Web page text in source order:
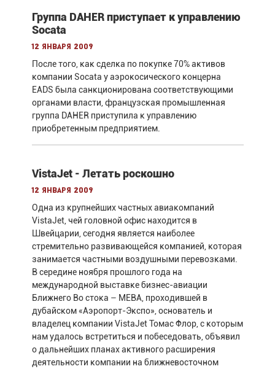
Группа DAHER приступает к управлению
Socata
12 января 2009
После того, как сделка по покупке 70% активов
компании Socata у аэрокосического концерна
EADS была санкционирована соответствующими
органами власти, французская промышленная
группа DAHER приступила к управлению
приобретенным предприятием.
VistaJet - Летать роскошно
12 января 2009
Одна из крупнейших частных авиакомпаний
VistaJet, чей головной офис находится в
Швейцарии, сегодня является наиболее
стремительно развивающейся компанией, которая
занимается частными воздушными перевозками.
В середине ноября прошлого года на
международной выставке бизнес-авиации
Ближнего Во стока – MEBA, проходившей в
дубайском «Аэропорт-Экспо», основатель и
владелец компании VistaJet Томас Флор, с которым
нам удалось встретиться и побеседовать, объявил
о дальнейших планах активного расширения
деятельности компании на ближневосточном